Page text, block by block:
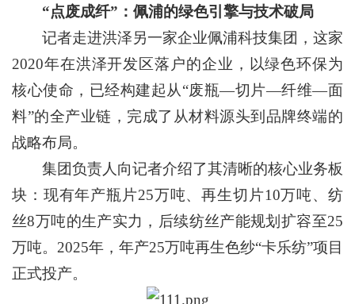
“点废成纤”：佩浦的绿色引擎与技术破局
记者走进洪泽另一家企业佩浦科技集团，这家
2020年在洪泽开发区落户的企业，以绿色环保为
核心使命，已经构建起从“废瓶—切片—纤维—面
料”的全产业链，完成了从材料源头到品牌终端的
战略布局。
集团负责人向记者介绍了其清晰的核心业务板
块：现有年产瓶片25万吨、再生切片10万吨、纺
丝8万吨的生产实力，后续纺丝产能规划扩容至25
万吨。2025年，年产25万吨再生色纱“卡乐纺”项目
正式投产。